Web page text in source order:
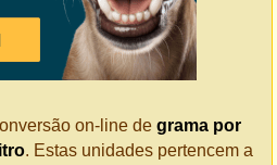
on-line de grama por
. Estas unidades pertencem a